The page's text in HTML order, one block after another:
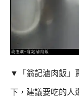
▼ 「翁記滷肉飯」
下 ，建議要吃的